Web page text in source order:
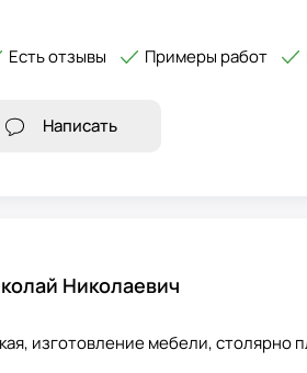
Есть отзывы Примеры работ
Написать
Николаевич
изготовление мебели, столярно